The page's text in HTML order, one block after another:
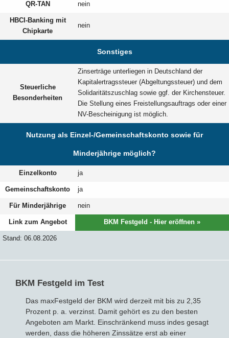
QR-TAN nein
HBCI-Banking mit
Chipkarte
nein
Sonstiges
Steuerliche
Besonderheiten
Zinserträge unterliegen in Deutschland der
Kapitalertragssteuer (Abgeltungssteuer) und dem
Solidaritätszuschlag sowie ggf. der Kirchensteuer.
Die Stellung eines Freistellungsauftrags oder einer
NV-Bescheinigung ist möglich.
Nutzung als Einzel-/Gemeinschaftskonto sowie für
Minderjährige möglich?
Einzelkonto ja
Gemeinschaftskonto ja
Für Minderjährige nein
Link zum Angebot BKM Festgeld - Hier eröffnen »
Stand: 06.08.2026
BKM Festgeld im Test
Das maxFestgeld der BKM wird derzeit mit bis zu 2,35
Prozent p. a. verzinst. Damit gehört es zu den besten
Angeboten am Markt. Einschränkend muss indes gesagt
werden, dass die höheren Zinssätze erst ab einer